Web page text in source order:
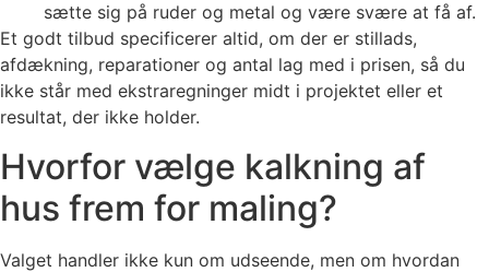
sætte sig på ruder og metal og være svære at få af.
Et godt tilbud specificerer altid, om der er stillads,
afdækning, reparationer og antal lag med i prisen, så du
ikke står med ekstraregninger midt i projektet eller et
resultat, der ikke holder.
Hvorfor vælge kalkning af
hus frem for maling?
Valget handler ikke kun om udseende, men om hvordan